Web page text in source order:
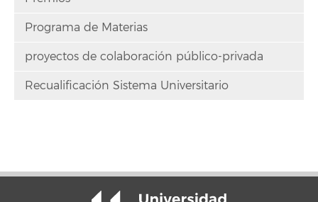
Programa de Materias
proyectos de colaboración público-privada
Recualificación Sistema Universitario